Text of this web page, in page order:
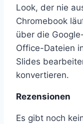
Look, der nie
Chromebook
über die
Office-Dateien
Slides
konvertieren.
Rezensionen
Es gibt noch